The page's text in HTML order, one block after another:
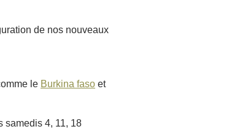
de nos nouveaux
le Burkina faso et
samedis 4, 11, 18